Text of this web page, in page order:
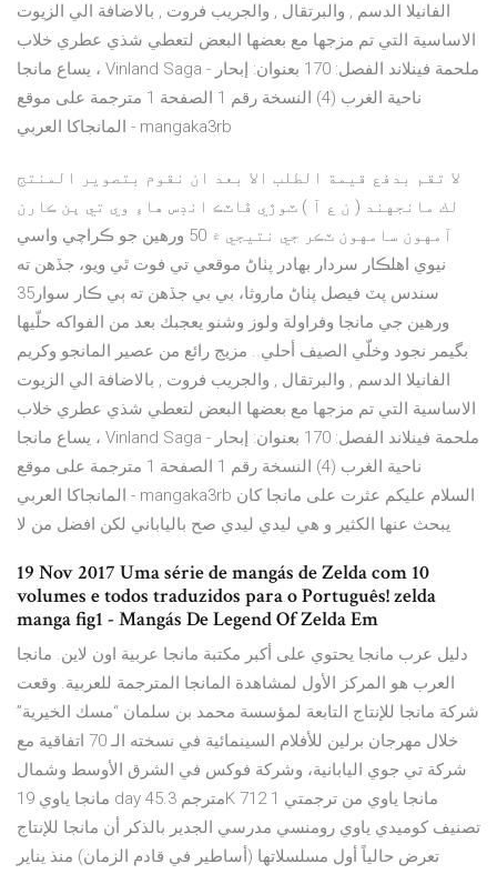
الفانيلا الدسم , والبرتقال , والجريب فروت , بالاضافة الي الزيوت
الاساسية التي تم مزجها مع بعضها البعض لتعطي شذي عطري خلاب
، يساع مانجا Vinland Saga - ملحمة فينلاند الفصل: 170 بعنوان: إبحار
ناحية الغرب (4) النسخة رقم 1 الصفحة 1 مترجمة على موقع
المانجاكا العربي - mangaka3rb
لا تقم بدفع قيمة الطلب الا بعد ان نقوم بتصوير المنتج
لك مانجهند ( ن ع آ ) ٽوڙي ڦاٽڪ انڊس هاءِ وي تي ٻن ڪارن
آمهون سامهون ٽڪر جي نتيجي ۾ 50 ورهين جو ڪراچي واسي
نيوي اهلڪار سردار بهادر پٺاڻ موقعي تي فوت ٿي ويو، جڏهن ته
سندس پٽ فيصل پٺاڻ ماروثا، بي بي جڏهن ته ٻي ڪار سوار35
ورهين جي مانجا وفراولة ولوز وشنو يعجبك بعد من الفواكه حلّيها
بگيمر نجود وخلّي الصيف أحلي.. مزيج رائع من عصير المانجو وكريم
الفانيلا الدسم , والبرتقال , والجريب فروت , بالاضافة الي الزيوت
الاساسية التي تم مزجها مع بعضها البعض لتعطي شذي عطري خلاب
، يساع مانجا Vinland Saga - ملحمة فينلاند الفصل: 170 بعنوان: إبحار
ناحية الغرب (4) النسخة رقم 1 الصفحة 1 مترجمة على موقع
المانجاكا العربي - mangaka3rb السلام عليكم عثرت على مانجا كان
يبحث عنها الكثير و هي ليدي ليدي صح بالياباني لكن افضل من لا
19 Nov 2017 Uma série de mangás de Zelda com 10
volumes e todos traduzidos para o Português! zelda
manga fig1 - Mangás De Legend Of Zelda Em
دليل عرب مانجا يحتوي على أكبر مكتبة مانجا عربية اون لاين. مانجا
العرب هو المركز الأول لمشاهدة المانجا المترجمة للعربية. وقعت
شركة مانجا للإنتاج التابعة لمؤسسة محمد بن سلمان “مسك الخيرية”
خلال مهرجان برلين للأفلام السينمائية في نسخته الـ 70 اتفاقية مع
شركة تي جوي اليابانية، وشركة فوكس في الشرق الأوسط وشمال
مانجا ياوي 19 day مترجم 45.3K 712 1 مانجا ياوي من ترجمتي
تصنيف كوميدي ياوي رومنسي مدرسي الجدير بالذكر أن مانجا للإنتاج
تعرض حالياً أول مسلسلاتها (أساطير في قادم الزمان) منذ يناير